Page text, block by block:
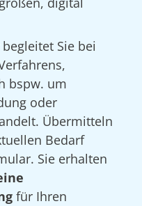
begleitet Sie bei
bspw. um
oder
Übermitteln
Bedarf
Sie erhalten
für Ihren